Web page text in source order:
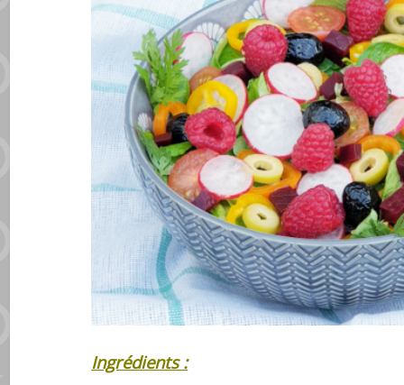
Ingrédients :